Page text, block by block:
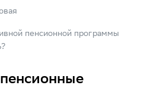
пенсионной программы